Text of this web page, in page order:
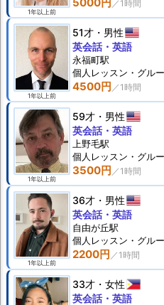
1年以上前
1年以上前
51才 男性
4500円
英会話・英語
永福町駅
個人 レッスン ・グル
1年以上前
59才 男性
3500円
英会話・英語
上野毛駅
個人 レッスン ・グル
1年以上前
36才 男性
2200円
英会話・英語
自由が丘駅
個人 レッスン ・グル
33才 女性
英会話・英語